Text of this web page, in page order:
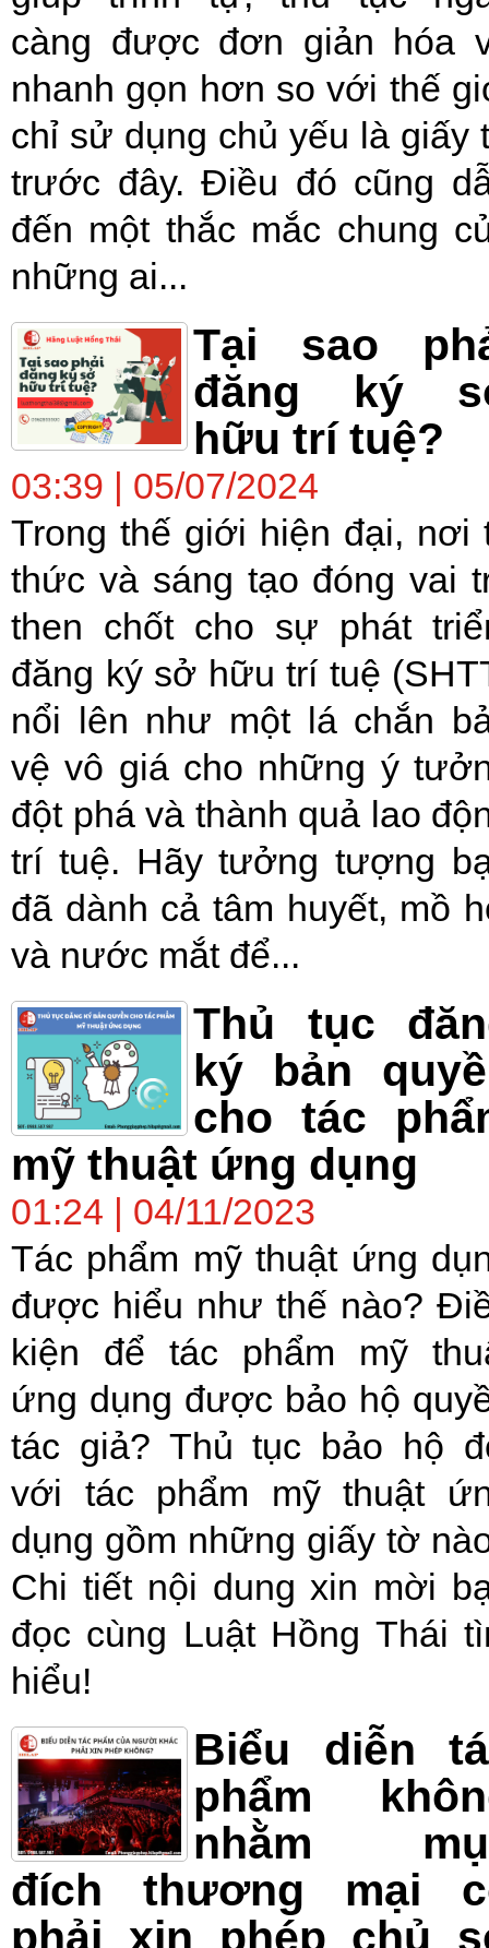
càng được đơn giản hóa
nhanh gọn hơn so với thế
chỉ sử dụng chủ yếu là giấy
trước đây. Điều đó cũng
đến một thắc mắc chung
những ai...
Tại sao
đăng ký
hữu trí tuệ?
03:39 | 05/07/2024
Trong thế giới hiện đại, nơi
thức và sáng tạo đóng vai
then chốt cho sự phát
đăng ký sở hữu trí tuệ
nổi lên như một lá chắn
vệ vô giá cho những ý
đột phá và thành quả lao
trí tuệ. Hãy tưởng tượng
đã dành cả tâm huyết, mồ
và nước mắt để...
Thủ tục
ký bản
cho tác
mỹ thuật ứng dụng
01:24 | 04/11/2023
Tác phẩm mỹ thuật ứng
được hiểu như thế nào?
kiện để tác phẩm mỹ
ứng dụng được bảo hộ
tác giả? Thủ tục bảo hộ
với tác phẩm mỹ thuật
dụng gồm những giấy tờ
Chi tiết nội dung xin mời
đọc cùng Luật Hồng Thái
hiểu!
Biểu diễn
phẩm
nhằm
đích thương mại
phải xin phép chủ